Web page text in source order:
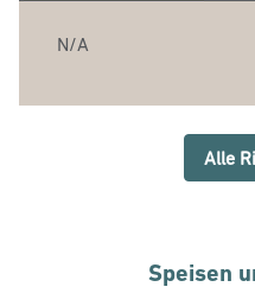
N/A
Alle
Speisen